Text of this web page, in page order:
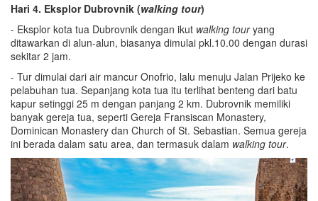
Hari 4. Eksplor Dubrovnik (walking tour)
- Eksplor kota tua Dubrovnik dengan ikut walking touryang
ditawarkan di alun-alun, biasanya dimulai pkl.10.00 dengan durasi
sekitar 2 jam.
- Tur dimulai dari air mancur Onofrio, lalu menuju Jalan Prijeko ke
pelabuhan tua. Sepanjang kota tua itu terlihat benteng dari batu
kapur setinggi 25 m dengan panjang 2 km. Dubrovnik memiliki
banyak gereja tua, seperti Gereja Fransiscan Monastery,
Dominican Monastery dan Church of St. Sebastian. Semua gereja
ini berada dalam satu area, dan termasuk dalam walking tour.